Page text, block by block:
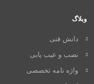
وبلاگ
دانش فنی
نصب و عیب یابی
واژه نامه تخصصی